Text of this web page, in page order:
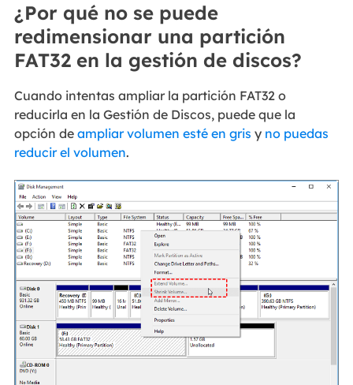
¿Por qué no se puede
redimensionar una partición
FAT32 en la gestión de discos?
Cuando intentas ampliar la partición FAT32 o
reducirla en la Gestión de Discos, puede que la
opción de ampliar volumen esté en gris y no puedas
reducir el volumen.